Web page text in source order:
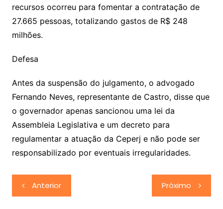
recursos ocorreu para fomentar a contratação de
27.665 pessoas, totalizando gastos de R$ 248
milhões.
Defesa
Antes da suspensão do julgamento, o advogado
Fernando Neves, representante de Castro, disse que
o governador apenas sancionou uma lei da
Assembleia Legislativa e um decreto para
regulamentar a atuação da Ceperj e não pode ser
responsabilizado por eventuais irregularidades.
Navegação
de
Anterior Próximo